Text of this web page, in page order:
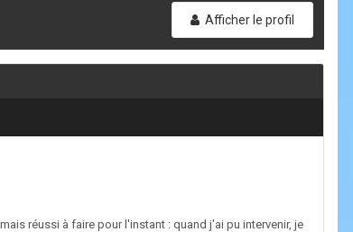
Afficher le profil
réussi à faire pour l'instant : quand j'ai pu intervenir, je